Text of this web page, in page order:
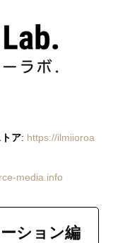
ア: https://ilmiioroa
media.info
ション編